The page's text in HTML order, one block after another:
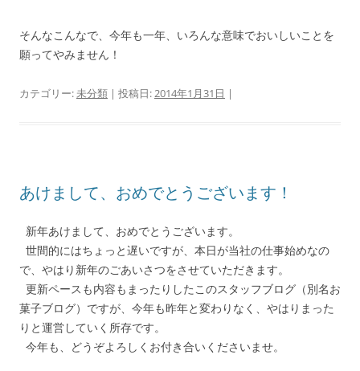
そんなこんなで、今年も一年、いろんな意味でおいしいことを
願ってやみません！
カテゴリー:未分類 | 投稿日:2014年1月31日 |
あけまして、おめでとうございます！
新年あけまして、おめでとうございます。
世間的にはちょっと遅いですが、本日が当社の仕事始めなの
で、やはり新年のごあいさつをさせていただきます。
更新ペースも内容もまったりしたこのスタッフブログ（別名お
菓子ブログ）ですが、今年も昨年と変わりなく、やはりまった
りと運営していく所存です。
今年も、どうぞよろしくお付き合いくださいませ。